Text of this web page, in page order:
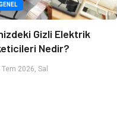
Gizli Elektrik
Nedir?
2026, Sal